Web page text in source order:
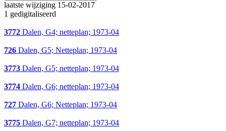
laatste wijziging 15-02-2017
1 gedigitaliseerd
3772 Dalen, G4; netteplan; 1973-04
726 Dalen, G5; Netteplan; 1973-04
3773 Dalen, G5; netteplan; 1973-04
3774 Dalen, G6; netteplan; 1973-04
727 Dalen, G6; Netteplan; 1973-04
3775 Dalen, G7; netteplan; 1973-04